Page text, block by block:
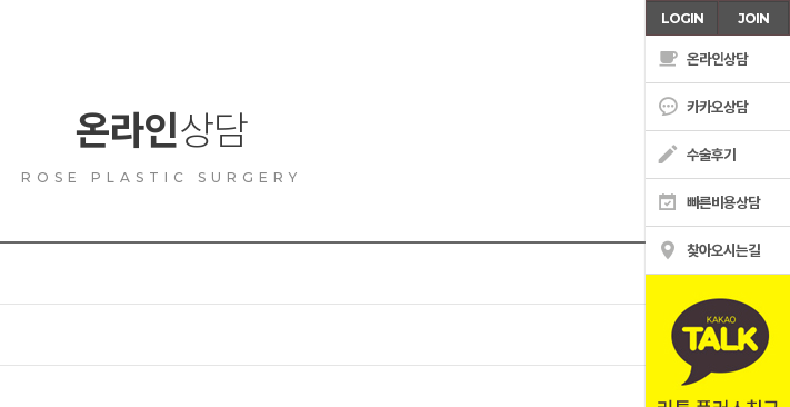
온라인상담
ROSE PLASTIC SURGERY
카톡상담
LOGIN JOIN
온라인상담
카카오상담
수술후기
빠른비용상담
찾아오시는길